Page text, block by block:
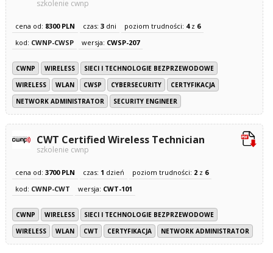
szkolenie cwnp
cena od: 8300 PLN czas: 3dni poziom trudności: 4z 6
kod: CWNP-CWSP wersja: CWSP-207
CWNP WIRELESS
SIECI I TECHNOLOGIE BEZPRZEWODOWE
WIRELESS
WLAN CWSP CYBERSECURITY
CERTYFIKACJA
NETWORK ADMINISTRATOR
SECURITY ENGINEER
CWT Certified Wireless Technician
szkolenie cwnp
cena od: 3700 PLN czas: 1 dzień poziom trudności: 2z 6
kod: CWNP-CWT wersja: CWT-101
CWNP WIRELESS
SIECI I TECHNOLOGIE BEZPRZEWODOWE
WIRELESS
WLAN CWT CERTYFIKACJA NETWORK ADMINISTRATOR